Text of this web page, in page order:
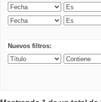
Nuevos filtros: